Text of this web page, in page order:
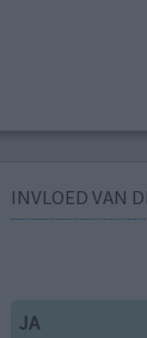
INVLOED VAN
JA